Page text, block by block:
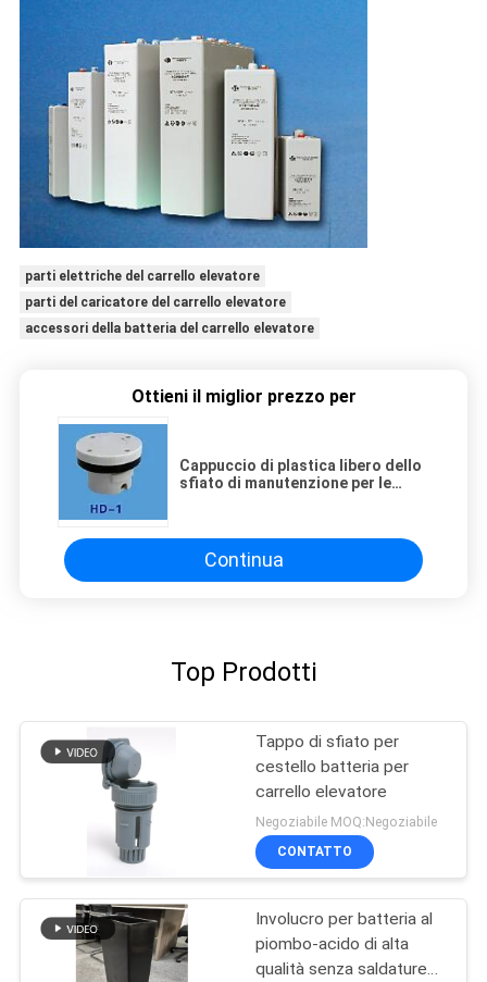
parti elettriche del carrello elevatore
parti del caricatore del carrello elevatore
accessori della batteria del carrello elevatore
Ottieni il miglior prezzo per
Cappuccio di plastica libero dello
sfiato di manutenzione per le
Continua
Top Prodotti
Tappo di sfiato per
cestello batteria per
carrello elevatore
Negoziabile MOQ:Negoziabile
CONTATTO
Involucro per batteria al
piombo-acido di alta
qualità senza saldature